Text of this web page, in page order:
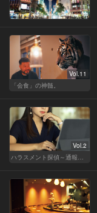
Vol.11
「会食」の神髄。
Vol.2